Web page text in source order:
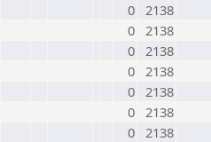
0 2138
0 2138
0 2138
0 2138
0 2138
0 2138
0 2138